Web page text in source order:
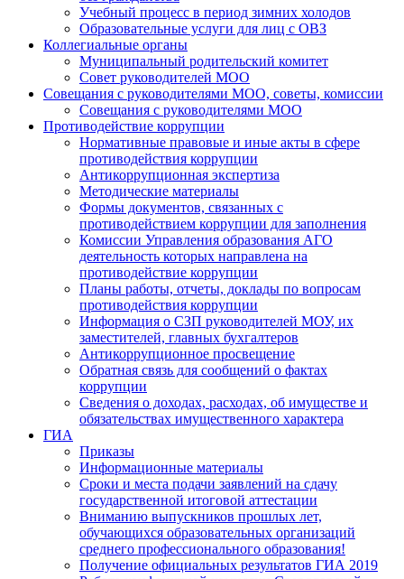
Учебный процесс в период зимних холодов
Образовательные услуги для лиц с ОВЗ
Коллегиальные органы
Муниципальный родительский комитет
Совет руководителей МОО
Совещания с руководителями МОО, советы, комиссии
Совещания с руководителями МОО
Противодействие коррупции
Нормативные правовые и иные акты в сфере
противодействия коррупции
Антикоррупционная экспертиза
Методические материалы
Формы документов, связанных с
противодействием коррупции для заполнения
Комиссии Управления образования АГО
деятельность которых направлена на
противодействие коррупции
Планы работы, отчеты, доклады по вопросам
противодействия коррупции
Информация о СЗП руководителей МОУ, их
заместителей, главных бухгалтеров
Антикоррупционное просвещение
Обратная связь для сообщений о фактах
коррупции
Сведения о доходах, расходах, об имуществе и
обязательствах имущественного характера
ГИА
Приказы
Информационные материалы
Сроки и места подачи заявлений на сдачу
государственной итоговой аттестации
Вниманию выпускников прошлых лет,
обучающихся образовательных организаций
среднего профессионального образования!
Получение официальных результатов ГИА 2019